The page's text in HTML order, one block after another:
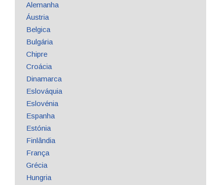
Alemanha
Áustria
Belgica
Bulgária
Chipre
Croácia
Dinamarca
Eslováquia
Eslovénia
Espanha
Estónia
Finlândia
França
Grécia
Hungria